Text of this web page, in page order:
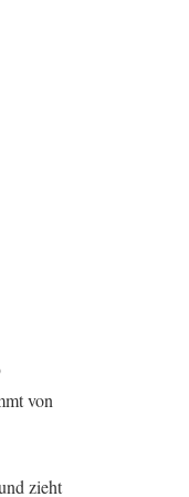
von
zieht